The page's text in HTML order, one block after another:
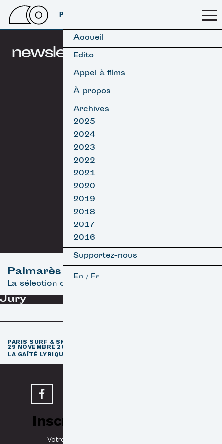
PSSFF 2026
Accueil
Edito
Appel à films
À propos
Archives
2025
2024
2023
2022
2021
2020
2019
2018
2017
2016
Supportez-nous
En / Fr
newsletters
Palmarès
La sélection officielle
Jury
PARIS SURF & SKATEBOARD FILM FESTIVAL
29 NOVEMBRE 2026
LA GAÎTÉ LYRIQUE · PARIS 3
Inscrivez-vous à notre